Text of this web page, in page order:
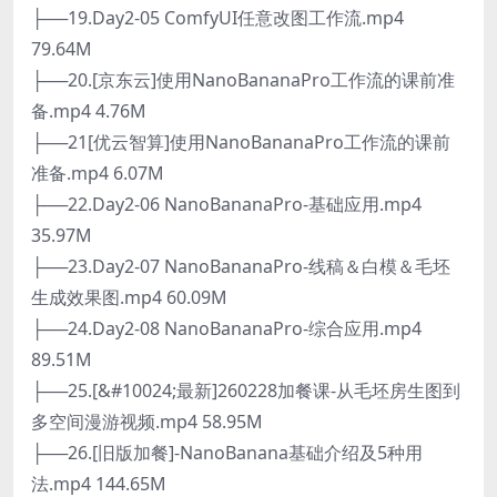
├──19.Day2-05 ComfyUI任意改图工作流.mp4
79.64M
├──20.[京东云]使用NanoBananaPro工作流的课前准
备.mp4 4.76M
├──21[优云智算]使用NanoBananaPro工作流的课前
准备.mp4 6.07M
├──22.Day2-06 NanoBananaPro-基础应用.mp4
35.97M
├──23.Day2-07 NanoBananaPro-线稿＆白模＆毛坯
生成效果图.mp4 60.09M
├──24.Day2-08 NanoBananaPro-综合应用.mp4
89.51M
├──25.[&#10024;最新]260228加餐课-从毛坯房生图到
多空间漫游视频.mp4 58.95M
├──26.[旧版加餐]-NanoBanana基础介绍及5种用
法.mp4 144.65M